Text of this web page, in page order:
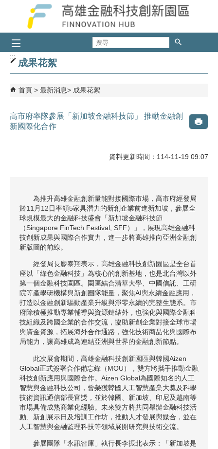
跳到主要內容區塊
:::
成果花絮
首頁 最新消息 成果花絮
高市府率隊參展「新加坡金融科技節」 推動金融創
新國際化合作
資料更新時間：114-11-19 09:07
為推升高雄金融創新量能對接國際市場，高市府經發局
於11月12日率領5家具潛力的新創企業前進新加坡，參展全
球規模最大的金融科技盛會「新加坡金融科技節
（Singapore FinTech Festival, SFF）」，展現高雄金融科
技創新成果與國際合作實力，進一步將高雄推向亞洲金融創
新版圖的前線。
經發局長廖泰翔表示，高雄金融科技創新園區是全台首
座以「綠色金融科技」為核心的創新基地，也是北台灣以外
第一個金融科技園區。園區結合清華大學、中國信託、工研
院等產學研機構與新創團隊能量，聚焦AI與永續金融應用，
打造以金融創新驅動產業升級與淨零永續的完整生態系。市
府除積極推動專業輔導與資源鏈結外，也強化與國際金融科
技組織及跨國企業的合作交流，協助新創企業對接全球市場
與資金資源，拓展海外合作通路，強化技術商品化與國際布
局能力，讓高雄成為連結亞洲與世界的金融創新節點。
此次展會期間，高雄金融科技創新園區與韓國Aizen
Global正式簽署合作備忘錄（MOU），雙方將攜手推動金融
科技創新應用與國際合作。Aizen Global為國際知名的人工
智慧與金融科技公司，曾榮獲韓國人工智慧產業大獎及科學
技術資訊通信部長官獎，並於韓國、新加坡、印尼及越南等
市場具備成熟商業化經驗。未來雙方將共同舉辦金融科技活
動、新創展示日及培訓工作坊，推動人才發展與媒合，並在
人工智慧與金融監理科技等領域展開研究與技術交流。
參展團隊「永訊智庫」執行長李振北表示：「新加坡是